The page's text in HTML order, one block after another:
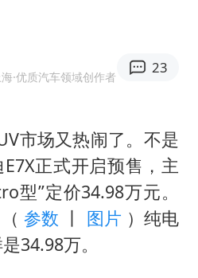
不如不放假”
武契奇：欧洲已处于大战边缘
7月CPI同比上涨0.5% 经济内生增长动力持续增强
分银行上调存款利率
货车高速制动失灵 交警护航化险为夷
海·优质汽车领域创作者
23
市场又热闹了。不是
正式开启预售，主
型”定价34.98万元。
（ 参数 丨 图片 ）纯电
34.98万。